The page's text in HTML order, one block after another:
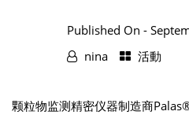
Published On -
nina
活動
颗粒物监测精密仪器制造商